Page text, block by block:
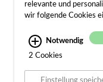
relevante und
wir folgende Cookies
Notwendig
2 Cookies
Einstellung